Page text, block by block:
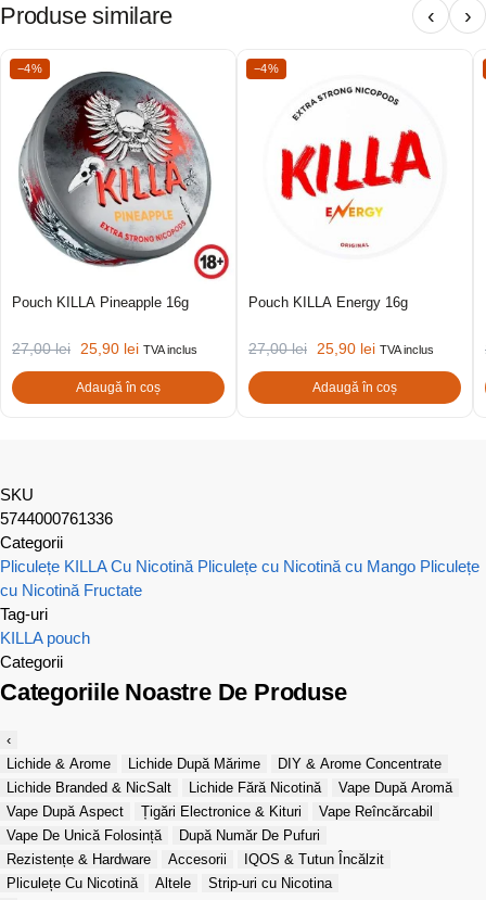
Produse similare ‹ ›
−4%
Pouch KILLA Pineapple 16g
27,00lei 25,90 lei TVA inclus
Adaugă în coș
−4%
Pouch KILLA Energy 16g
27,00lei 25,90 lei TVA inclus
Adaugă în coș
SKU
5744000761336
Categorii
Pliculețe KILLA Cu Nicotină Pliculețe cu Nicotină cu Mango Pliculețe
cu Nicotină Fructate
Tag-uri
KILLA pouch
Categorii
Categoriile Noastre De Produse
‹
Lichide & Arome
Lichide După Mărime
DIY & Arome Concentrate
Lichide Branded & NicSalt
Lichide Fără Nicotină
Vape După Aromă
Vape După Aspect
Țigări Electronice & Kituri
Vape Reîncărcabil
Vape De Unică Folosință
După Număr De Pufuri
Rezistențe & Hardware
Accesorii
IQOS & Tutun Încălzit
Pliculețe Cu Nicotină
Altele
Strip-uri cu Nicotina